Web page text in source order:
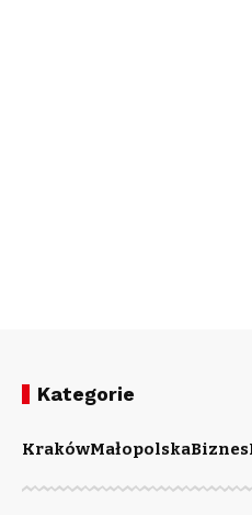
Kategorie
KrakówMałopolskaBiznes